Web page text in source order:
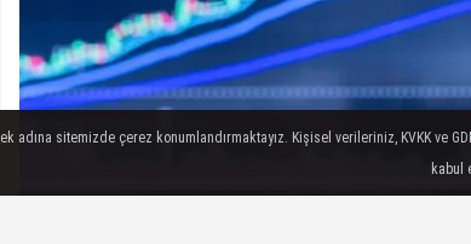
adına sitemizde çerez konumlandırmaktayız. Kişisel verileriniz, KVKK ve
kabul